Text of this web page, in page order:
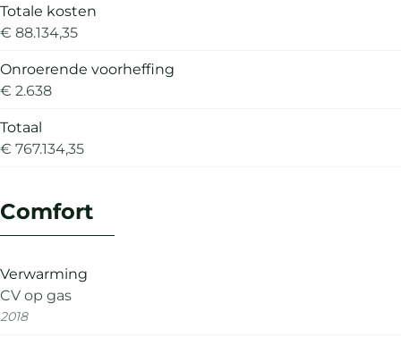
Totale kosten
€ 88.134,35
Onroerende voorheffing
€ 2.638
Totaal
€ 767.134,35
Comfort
Verwarming
CV op gas
2018